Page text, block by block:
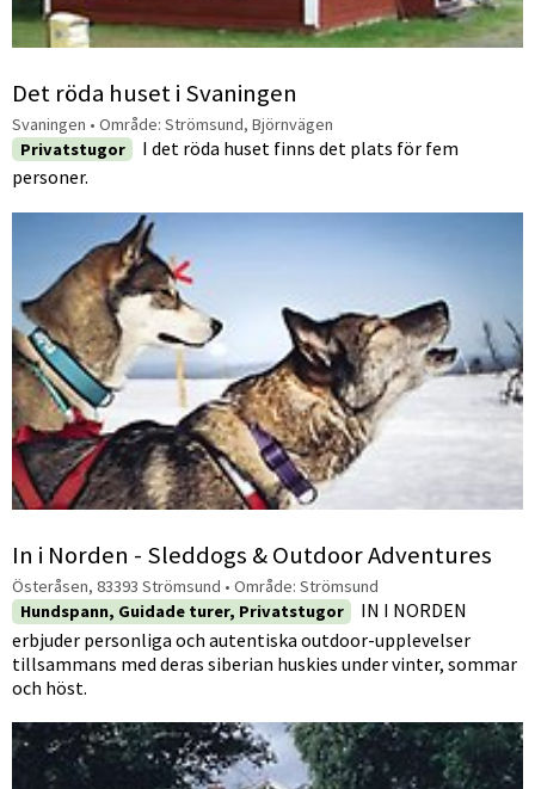
Det röda huset i Svaningen
Svaningen • Område: Strömsund, Björnvägen
Privatstugor
I det röda huset finns det plats för fem
personer.
In i Norden - Sleddogs & Outdoor Adventures
Österåsen, 83393 Strömsund • Område: Strömsund
Hundspann, Guidade turer, Privatstugor
IN I NORDEN
erbjuder personliga och autentiska outdoor-upplevelser
tillsammans med deras siberian huskies under vinter, sommar
och höst.